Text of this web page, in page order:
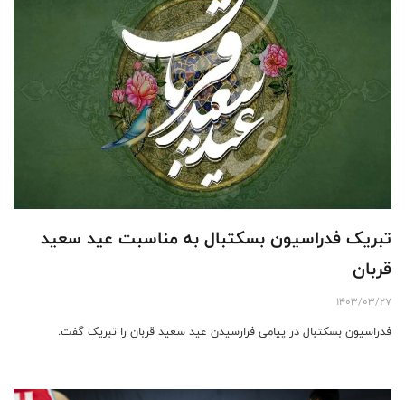
تبریک فدراسیون بسکتبال به مناسبت عید سعید
قربان
1403/03/27
فدراسیون بسکتبال در پیامی فرارسیدن عید سعید قربان را تبریک گفت.